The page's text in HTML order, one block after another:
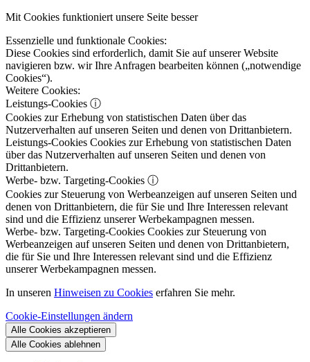
Mit Cookies funktioniert unsere Seite besser
Essenzielle und funktionale Cookies:
Diese Cookies sind erforderlich, damit Sie auf unserer Website
navigieren bzw. wir Ihre Anfragen bearbeiten können („notwendige
Cookies“).
Weitere Cookies:
Leistungs-Cookies ⓘ
Cookies zur Erhebung von statistischen Daten über das
Nutzerverhalten auf unseren Seiten und denen von Drittanbietern.
Leistungs-Cookies Cookies zur Erhebung von statistischen Daten
über das Nutzerverhalten auf unseren Seiten und denen von
Drittanbietern.
Werbe- bzw. Targeting-Cookies ⓘ
Cookies zur Steuerung von Werbeanzeigen auf unseren Seiten und
denen von Drittanbietern, die für Sie und Ihre Interessen relevant
sind und die Effizienz unserer Werbekampagnen messen.
Werbe- bzw. Targeting-Cookies Cookies zur Steuerung von
Werbeanzeigen auf unseren Seiten und denen von Drittanbietern,
die für Sie und Ihre Interessen relevant sind und die Effizienz
unserer Werbekampagnen messen.
In unseren Hinweisen zu Cookies erfahren Sie mehr.
Cookie-Einstellungen ändern
Alle Cookies akzeptieren
Alle Cookies ablehnen